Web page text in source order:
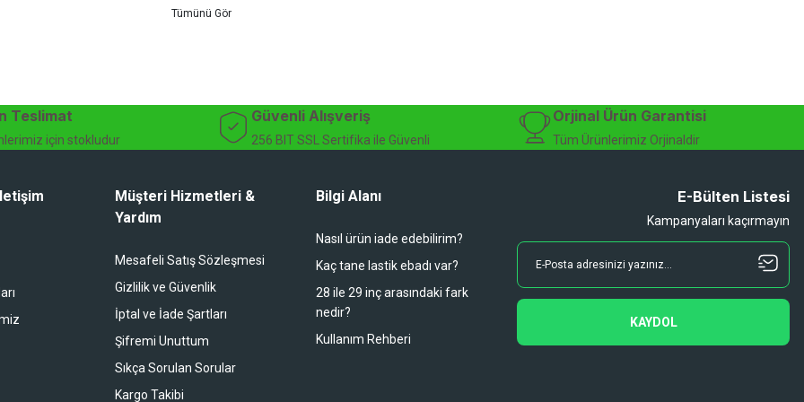
duruyor koltuk zaten full konfor
alışveriş yapacağım
bir alışveriş oldu. Teşekkürler.
destek ve müşteri memnuniyeti odaklı hizmet anlayışımız sayesinde bisiklet alışverişinizi güvenle gerçekleştirebilirsiniz.
Teslimat
için stokludur
Güvenli Alışveriş
256 BIT SSL Sertifika ile Güvenli
Orjinal Ürün Garantisi
Tüm Ürünlerimiz Orjinaldir
Müşteri Hizmetleri &
Yardım
Mesafeli Satış Sözleşmesi
Gizlilik ve Güvenlik
İptal ve İade Şartları
Şifremi Unuttum
Sıkça Sorulan Sorular
Kargo Takibi
Bilgi Alanı
Nasıl ürün iade edebilirim?
Kaç tane lastik ebadı var?
28 ile 29 inç arasındaki fark
nedir?
Kullanım Rehberi
E-Bülten Listesi
Kampanyaları kaçırmayın
KAYDOL